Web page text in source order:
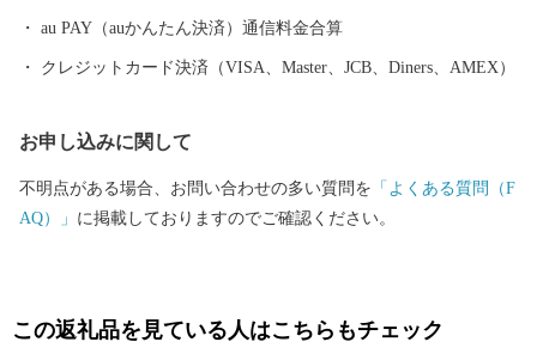
au PAY（auかんたん決済）通信料金合算
クレジットカード決済（VISA、Master、JCB、Diners、AMEX）
お申し込みに関して
不明点がある場合、お問い合わせの多い質問を 「よくある質問（F
AQ）」 に掲載しておりますのでご確認ください。
この返礼品を見ている人はこちらもチェック